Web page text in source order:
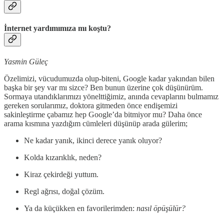
İnternet yardımımıza mı koştu?
Yasmin Güleç
Özelimizi, vücudumuzda olup-biteni, Google kadar yakından bilen
başka bir şey var mı sizce? Ben bunun üzerine çok düşünürüm.
Sormaya utandıklarımızı yönelttiğimiz, anında cevaplarını bulmamız
gereken sorularımız, doktora gitmeden önce endişemizi
sakinleştirme çabamız hep Google’da bitmiyor mu? Daha önce
arama kısmına yazdığım cümleleri düşünüp arada gülerim;
Ne kadar yanık, ikinci derece yanık oluyor?
Kolda kızarıklık, neden?
Kiraz çekirdeği yuttum.
Regl ağrısı, doğal çözüm.
Ya da küçükken en favorilerimden: nasıl öpüşülür?